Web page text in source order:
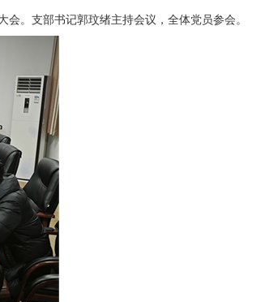
。支部书记郭玟绪主持会议，全体党员参会。